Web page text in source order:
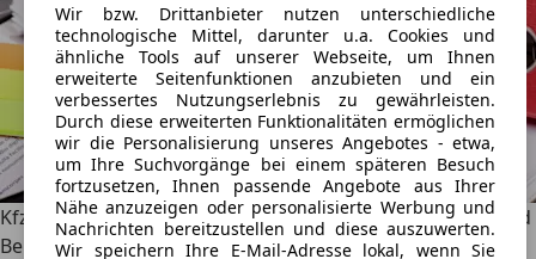
Wir bzw. Drittanbieter nutzen unterschiedliche
technologische Mittel, darunter u.a. Cookies und
ähnliche Tools auf unserer Webseite, um Ihnen
erweiterte Seitenfunktionen anzubieten und ein
verbessertes Nutzungserlebnis zu gewährleisten.
Durch diese erweiterten Funktionalitäten ermöglichen
wir die Personalisierung unseres Angebotes - etwa,
um Ihre Suchvorgänge bei einem späteren Besuch
fortzusetzen, Ihnen passende Angebote aus Ihrer
Nähe anzuzeigen oder personalisierte Werbung und
Nachrichten bereitzustellen und diese auszuwerten.
Wir speichern Ihre E-Mail-Adresse lokal, wenn Sie
Kfz-Steuerratgeber 2025: Die wichtigsten Änderungen und
Berechnungen im Überblick